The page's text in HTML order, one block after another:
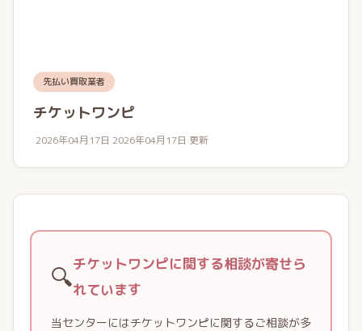
先払い買取業者
チケットワンピ
2026年04月17日 2026年04月17日 更新
🔍チケットワンピに関する相談が寄せら
れています
当センターにはチケットワンピに関するご相談が多